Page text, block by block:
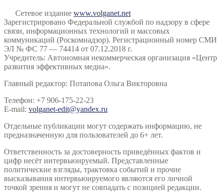
Сетевое издание www.volganet.net
Зарегистрировано Федеральной службой по надзору в сфере
связи, информационных технологий и массовых
коммуникаций (Роскомнадзор). Регистрационный номер СМИ
ЭЛ № ФС 77 — 74414 от 07.12.2018 г.
Учредитель: Автономная некоммерческая организация «Центр
развития эффективных медиа».
Главный редактор: Потапова Ольга Викторовна
Телефон: +7 906-175-22-23
E-mail: volganet-edit@yandex.ru
Отдельные публикации могут содержать информацию, не
предназначенную для пользователей до 6+ лет.
Ответственность за достоверность приведённых фактов и
цифр несёт интервьюируемый. Представленные
политические взгляды, трактовка событий и прочие
высказывания интервьюируемого являются его личной
точкой зрения и могут не совпадать с позицией редакции.